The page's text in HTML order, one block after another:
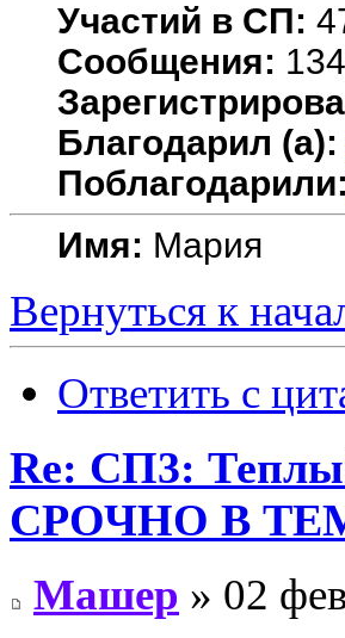
Участий в СП:
Сообщения:
Благодарил (а):
Поблагодарили:
Имя: Мария
Вернуться к
Ответить с
Re: СП3:
СРОЧНО В
Машер » 02